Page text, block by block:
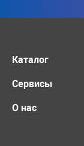
Каталог
Сервисы
О нас